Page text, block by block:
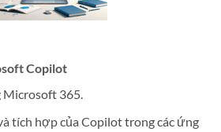
Copilot
Microsoft 365.
tích hợp của Copilot trong các ứng